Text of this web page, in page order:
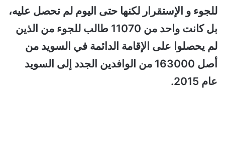
للجوء و الإستقرار لكنها حتى اليوم لم تحصل عليه،
بل كانت واحد من 11070 طالب للجوء من الذين
لم يحصلوا على الإقامة الدائمة في السويد من
أصل 163000 من الوافدين الجدد إلى السويد
عام 2015.